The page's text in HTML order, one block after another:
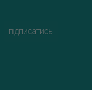
підписатись